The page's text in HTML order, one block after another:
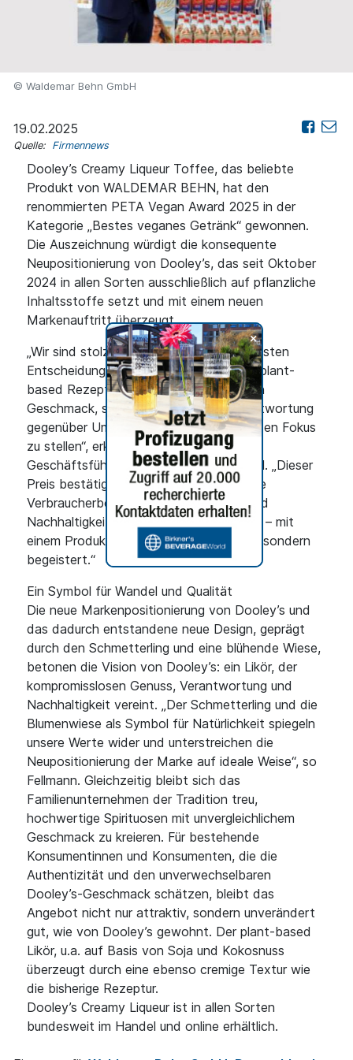
+
© Waldemar Behn GmbH
19.02.2025
Quelle: Firmennews
Dooley’s Creamy Liqueur Toffee, das beliebte
Produkt von WALDEMAR BEHN, hat den
renommierten PETA Vegan Award 2025 in der
Kategorie „Bestes veganes Getränk“ gewonnen.
Die Auszeichnung würdigt die konsequente
Neupositionierung von Dooley’s, das seit Oktober
2024 in allen Sorten ausschließlich auf pflanzliche
Inhaltsstoffe setzt und mit einem neuen
Markenauftritt überzeugt.
„Wir sind stolz darauf, mit unserer bewussten
Entscheidung bei Dooley’s auf eine rein plant-
based Rezeptur zu setzen, nicht nur den
Geschmack, sondern auch unsere Verantwortung
gegenüber Umwelt und Gesellschaft in den Fokus
zu stellen“, erklärt Philipp Fellmann,
Geschäftsführer von WALDEMAR BEHN. „Dieser
Preis bestätigt unseren Ansatz, moderne
Verbraucherbedürfnisse nach Genuss und
Nachhaltigkeit gleichermaßen zu erfüllen – mit
einem Produkt, das nicht nur überzeugt, sondern
begeistert.“
Ein Symbol für Wandel und Qualität
Die neue Markenpositionierung von Dooley’s und
das dadurch entstandene neue Design, geprägt
durch den Schmetterling und eine blühende Wiese,
betonen die Vision von Dooley’s: ein Likör, der
kompromisslosen Genuss, Verantwortung und
Nachhaltigkeit vereint. „Der Schmetterling und die
Blumenwiese als Symbol für Natürlichkeit spiegeln
unsere Werte wider und unterstreichen die
Neupositionierung der Marke auf ideale Weise“, so
Fellmann. Gleichzeitig bleibt sich das
Familienunternehmen der Tradition treu,
hochwertige Spirituosen mit unvergleichlichem
Geschmack zu kreieren. Für bestehende
Konsumentinnen und Konsumenten, die die
Authentizität und den unverwechselbaren
Dooley’s-Geschmack schätzen, bleibt das
Angebot nicht nur attraktiv, sondern unverändert
gut, wie von Dooley’s gewohnt. Der plant-based
Likör, u.a. auf Basis von Soja und Kokosnuss
überzeugt durch eine ebenso cremige Textur wie
die bisherige Rezeptur.
Dooley’s Creamy Liqueur ist in allen Sorten
bundesweit im Handel und online erhältlich.